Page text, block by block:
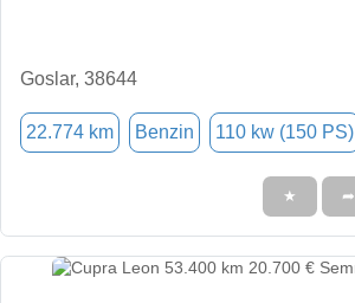
Goslar, 38644
22.774 km Benzin 110 kw (150 PS)
★ ➦